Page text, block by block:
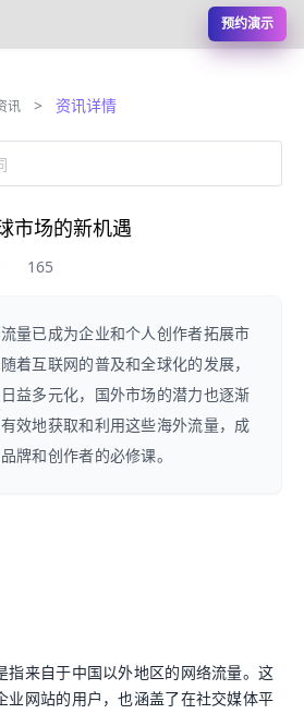
预约演示
讯 > 资讯详情
市场的新机遇
165
量已成为企业和个人创作者拓展市
着互联网的普及和全球化的发展，
益多元化，国外市场的潜力也逐渐
效地获取和利用这些海外流量，成
牌和创作者的必修课。
指来自于中国以外地区的网络流量。这
业网站的用户，也涵盖了在社交媒体平